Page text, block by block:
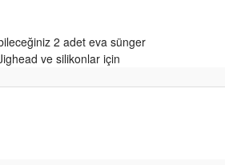
2 adet eva sünger
ve silikonlar için